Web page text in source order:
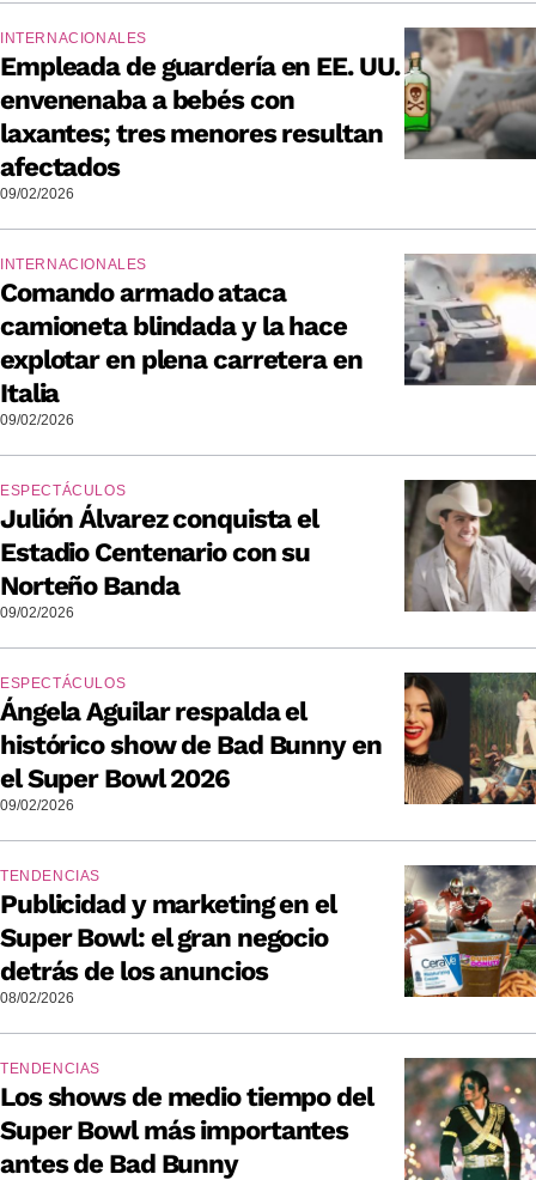
INTERNACIONALES
Empleada de guardería en EE. UU.
envenenaba a bebés con
laxantes; tres menores resultan
afectados
09/02/2026
INTERNACIONALES
Comando armado ataca
camioneta blindada y la hace
explotar en plena carretera en
Italia
09/02/2026
ESPECTÁCULOS
Julión Álvarez conquista el
Estadio Centenario con su
Norteño Banda
09/02/2026
ESPECTÁCULOS
Ángela Aguilar respalda el
histórico show de Bad Bunny en
el Super Bowl 2026
09/02/2026
TENDENCIAS
Publicidad y marketing en el
Super Bowl: el gran negocio
detrás de los anuncios
08/02/2026
TENDENCIAS
Los shows de medio tiempo del
Super Bowl más importantes
antes de Bad Bunny